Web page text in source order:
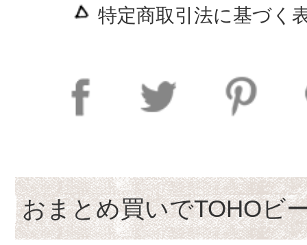
特定商取引法に基づく
おまとめ買いでTOHOビ